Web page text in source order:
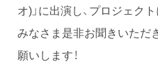
オ)」に出演し、プロジェク
みなさま是非お聞きいただ
願いします！